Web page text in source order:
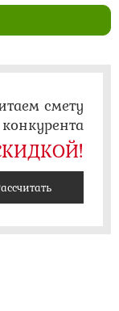
смету
конкурента